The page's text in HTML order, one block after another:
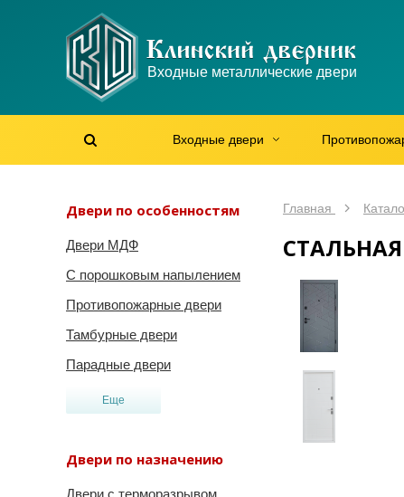
Входные металлические двери
Входные двери
Двери по особенностям
Двери МДФ
С порошковым напылением
Противопожарные двери
Тамбурные двери
Парадные двери
Еще
Двери по назначению
Двери с терморазрывом
Главная
Max
Мы онлайн!
WhatsApp
Мы онлайн!
Telegram
Мы онлайн!
Max
Мы онлайн!
WhatsApp
Мы онлайн!